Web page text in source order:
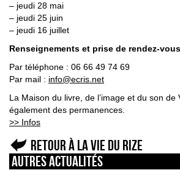
– jeudi 28 mai
– jeudi 25 juin
– jeudi 16 juillet
Renseignements et prise de rendez-
Par téléphone : 06 66 49 74 69
Par mail : info@ecris.net
La Maison du livre, de l’image et du son
également des permanences.
>> Infos
Retour à La vie du Rize
Autres actualités